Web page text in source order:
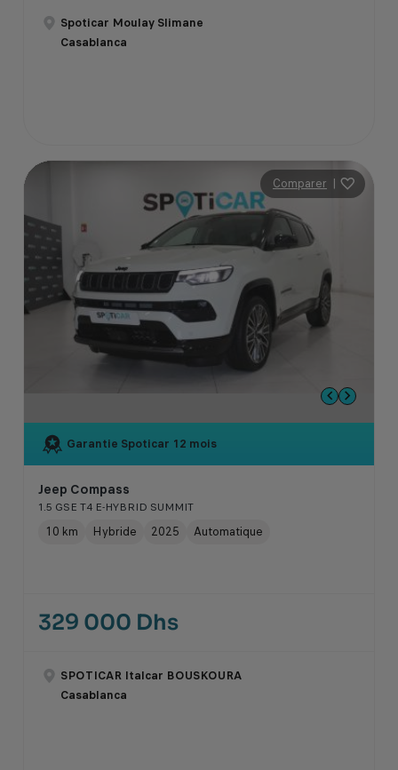
Spoticar Moulay Slimane
Casablanca
Comparer |
Garantie Spoticar 12 mois
Jeep Compass
1.5 GSE T4 E-HYBRID SUMMIT
10 km Hybride 2025 Automatique
329 000 Dhs
SPOTICAR Italcar BOUSKOURA
Casablanca